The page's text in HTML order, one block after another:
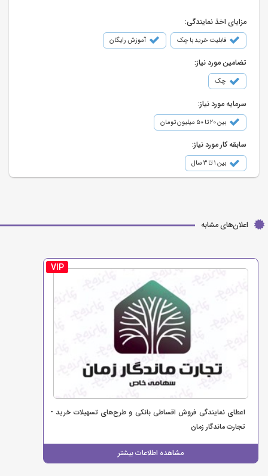
مزایای اخذ نمایندگی:
قابلیت خرید با چک آموزش رایگان
تضامین مورد نیاز:
چک
سرمایه مورد نیاز:
بین ۲۰ تا ۵۰ میلیون تومان
سابقه کار مورد نیاز:
بین ۱ تا ۳ سال
اعلان‌های مشابه
VIP
اعطای نمایندگی فروش اقساطی بانکی و طرح‌های تسهیلات خرید -
تجارت ماندگار زمان
مشاهده اطلاعات بیشتر